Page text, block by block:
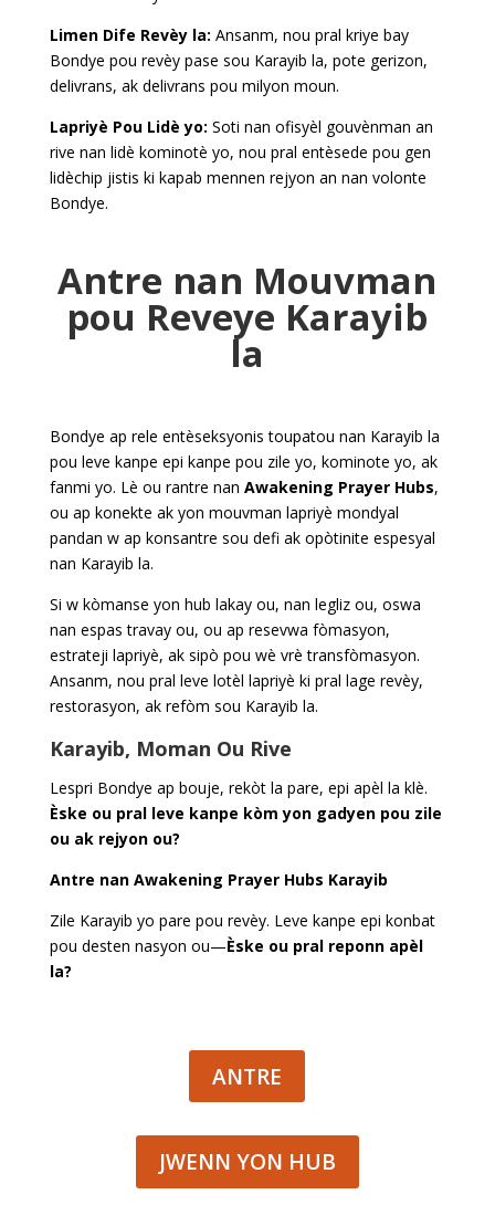
Limen Dife Revèy la: Ansanm, nou pral kriye bay
Bondye pou revèy pase sou Karayib la, pote gerizon,
delivrans, ak delivrans pou milyon moun.
Lapriyè Pou Lidè yo: Soti nan ofisyèl gouvènman an
rive nan lidè kominotè yo, nou pral entèsede pou gen
lidèchip jistis ki kapab mennen rejyon an nan volonte
Bondye.
Antre nan Mouvman
pou Reveye Karayib
la
Bondye ap rele entèseksyonis toupatou nan Karayib la
pou leve kanpe epi kanpe pou zile yo, kominote yo, ak
fanmi yo. Lè ou rantre nan Awakening Prayer Hubs,
ou ap konekte ak yon mouvman lapriyè mondyal
pandan w ap konsantre sou defi ak opòtinite espesyal
nan Karayib la.
Si w kòmanse yon hub lakay ou, nan legliz ou, oswa
nan espas travay ou, ou ap resevwa fòmasyon,
estrateji lapriyè, ak sipò pou wè vrè transfòmasyon.
Ansanm, nou pral leve lotèl lapriyè ki pral lage revèy,
restorasyon, ak refòm sou Karayib la.
Karayib, Moman Ou Rive
Lespri Bondye ap bouje, rekòt la pare, epi apèl la klè.
Èske ou pral leve kanpe kòm yon gadyen pou zile
ou ak rejyon ou?
Antre nan Awakening Prayer Hubs Karayib
Zile Karayib yo pare pou revèy. Leve kanpe epi konbat
pou desten nasyon ou—Èske ou pral reponn apèl
la?
ANTRE
JWENN YON HUB